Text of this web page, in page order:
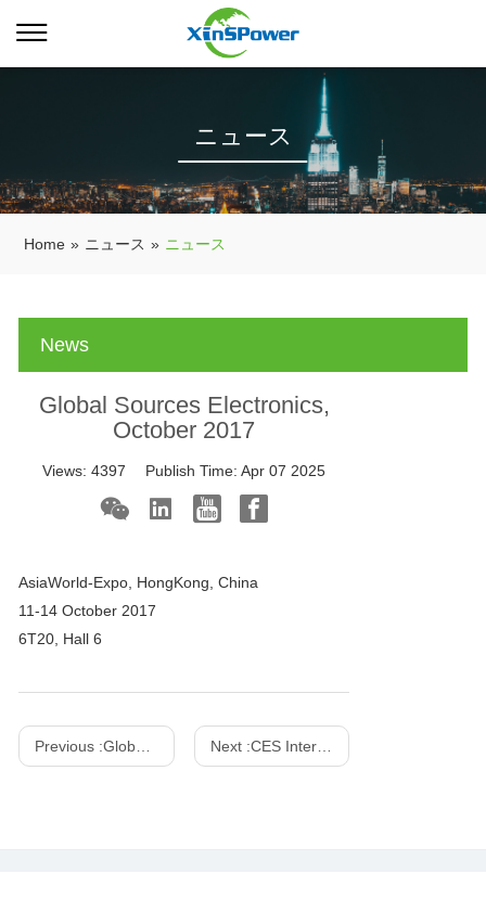
ニュース
Home » ニュース » ニュース
News
Global Sources Electronics,
October 2017
Views:4397 Publish Time:Apr 07 2025
AsiaWorld-Expo, HongKong, China
11-14 October 2017
6T20, Hall 6
Previous :Global Sources Electronics, April 2018 Next :CES International Consumer Electronics Show - 2016